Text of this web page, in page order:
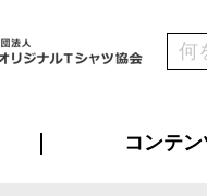
コンテン